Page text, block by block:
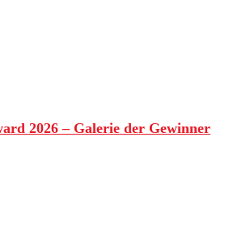
2026 – Galerie der Gewinner